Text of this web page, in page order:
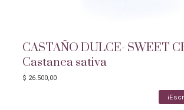
CASTAÑO DULCE- SWEET
Castanea sativa
$ 26.500,00